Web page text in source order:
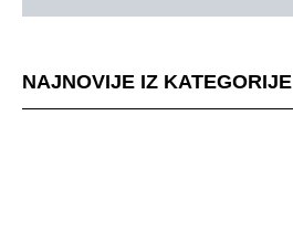
NAJNOVIJE IZ KATEGORIJE